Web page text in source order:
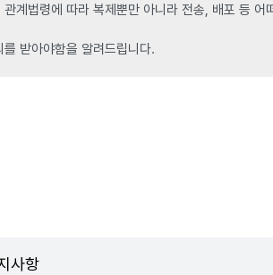
계법령에 따라 복제뿐만 아니라 전송, 배포 등 어
받아야함을 알려드립니다.
사항